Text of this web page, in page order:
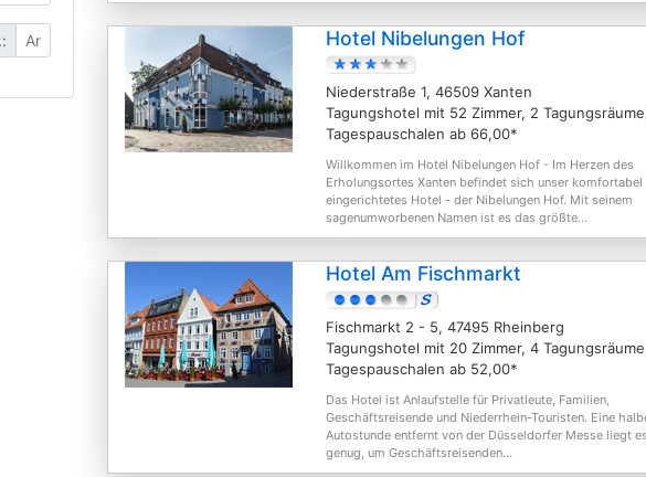
Hotel Nibelungen Hof
Niederstraße 1, 46509 Xanten
Tagungshotel mit 52 Zimmer, 2
Tagespauschalen ab 66,00*
Willkommen im Hotel Nibelungen Hof - Im Herzen des
Erholungsortes Xanten befindet sich unser komfortabel
eingerichtetes Hotel - der Nibelungen Hof. Mit seinem
sagenumworbenen Namen ist es das größte...
Hotel Am Fischmarkt
Fischmarkt 2 - 5, 47495 Rheinberg
Tagungshotel mit 20 Zimmer, 4
Tagespauschalen ab 52,00*
Das Hotel ist Anlaufstelle für Privatleute, Familien,
Geschäftsreisende und Niederrhein-Touristen. Eine
Autostunde entfernt von der Düsseldorfer Messe liegt
genug, um Geschäftsreisenden...